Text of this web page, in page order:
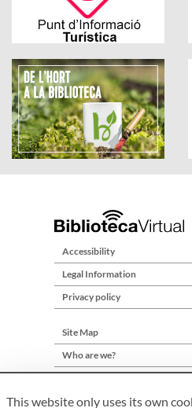
Accessibility
Legal Information
Privacy policy
Site Map
Who are we?
This website only uses its own